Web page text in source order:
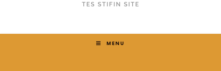
TES STIFIN SITE
MENU